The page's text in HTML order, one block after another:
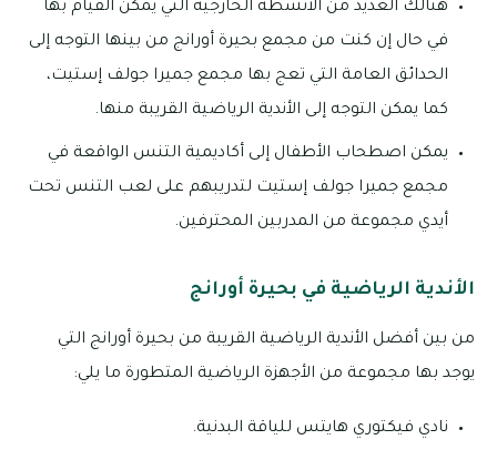
هنالك العديد من الأنشطة الخارجية التي يمكن القيام بها
في حال إن كنت من مجمع بحيرة أورانج من بينها التوجه إلى
الحدائق العامة التي تعج بها مجمع جميرا جولف إستيت،
كما يمكن التوجه إلى الأندية الرياضية القريبة منها.
يمكن اصطحاب الأطفال إلى أكاديمية التنس الواقعة في
مجمع جميرا جولف إستيت لتدريبهم على لعب التنس تحت
أيدي مجموعة من المدربين المحترفين.
الأندية الرياضية في بحيرة أورانج
من بين أفضل الأندية الرياضية القريبة من بحيرة أورانج التي
يوجد بها مجموعة من الأجهزة الرياضية المتطورة ما يلي:
نادي فيكتوري هايتس للياقة البدنية.